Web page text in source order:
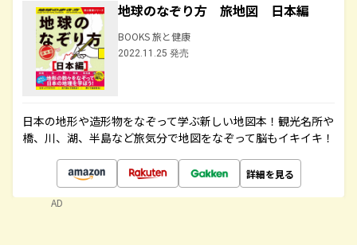
地球のなぞり方 旅地図 日本編
BOOKS 旅と健康
2022.11.25 発売
日本の地形や造形物をなぞって学ぶ新しい地図本！観光名所や
橋、川、湖、半島など旅気分で地図をなぞって脳もイキイキ！
詳細を見る
AD